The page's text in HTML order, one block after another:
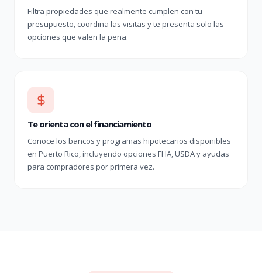
Filtra propiedades que realmente cumplen con tu
presupuesto, coordina las visitas y te presenta solo las
opciones que valen la pena.
Te orienta con el financiamiento
Conoce los bancos y programas hipotecarios disponibles
en Puerto Rico, incluyendo opciones FHA, USDA y ayudas
para compradores por primera vez.